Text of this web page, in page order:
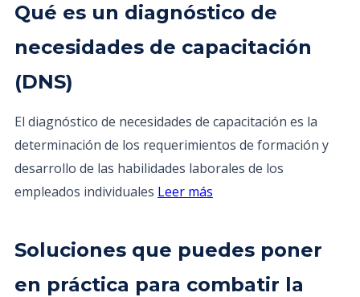
Qué es un diagnóstico de
necesidades de capacitación
(DNS)
El diagnóstico de necesidades de capacitación es la
determinación de los requerimientos de formación y
desarrollo de las habilidades laborales de los
empleados individuales Leer más
Soluciones que puedes poner
en práctica para combatir la